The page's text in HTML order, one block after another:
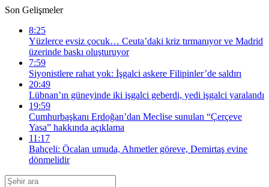
Son Gelişmeler
8:25
Yüzlerce evsiz çocuk… Ceuta’daki kriz tırmanıyor ve Madrid
üzerinde baskı oluşturuyor
7:59
Siyonistlere rahat yok: İşgalci askere Filipinler’de saldırı
20:49
Lübnan’ın güneyinde iki işgalci geberdi, yedi işgalci yaralandı
19:59
Cumhurbaşkanı Erdoğan’dan Meclise sunulan “Çerçeve
Yasa” hakkında açıklama
11:17
Bahçeli: Öcalan umuda, Ahmetler göreve, Demirtaş evine
dönmelidir